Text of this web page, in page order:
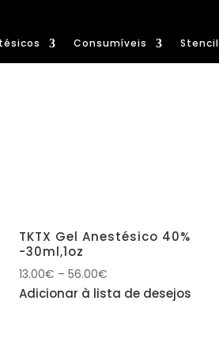
Consumíveis Stencil
TKTX Gel Anestésico 40%
-30ml,1oz
13.00€ –56.00€
Adicionar à lista de desejos